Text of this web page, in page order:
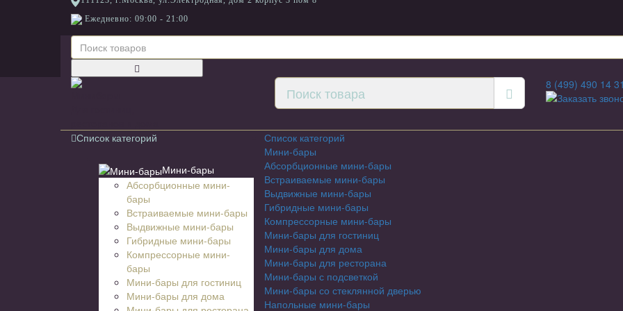
Ежедневно: 09:00 - 21:00
8 (499) 490 14 31
Заказать
Список категорий
Мини-бары
Абсорбционные мини-
бары
Встраиваемые мини-бары
Выдвижные мини-бары
Гибридные мини-бары
Компрессорные мини-
бары
Мини-бары для гостиниц
Мини-бары для дома
Список категорий
Мини-бары
Абсорбционные мини-бары
Встраиваемые мини-бары
Выдвижные мини-бары
Гибридные мини-бары
Компрессорные мини-бары
Мини-бары для гостиниц
Мини-бары для дома
Мини-бары для ресторана
Мини-бары с подсветкой
Мини-бары со стеклянной дверью
Напольные мини-бары